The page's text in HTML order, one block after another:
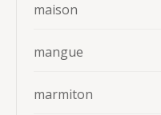
maison
mangue
marmiton